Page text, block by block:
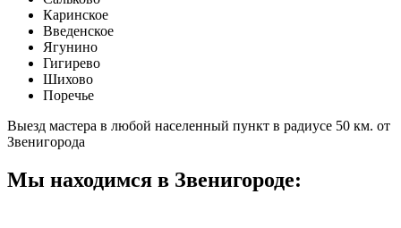
Каринское
Введенское
Ягунино
Гигирево
Шихово
Поречье
Выезд мастера в любой населенный пункт в радиусе 50 км. от
Звенигорода
Мы находимся в Звенигороде: